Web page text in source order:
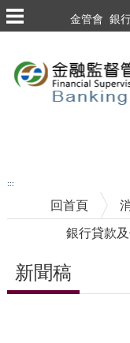
跳到主要內容區塊
金管會 銀
:::
回首頁
銀行貸款
新聞稿